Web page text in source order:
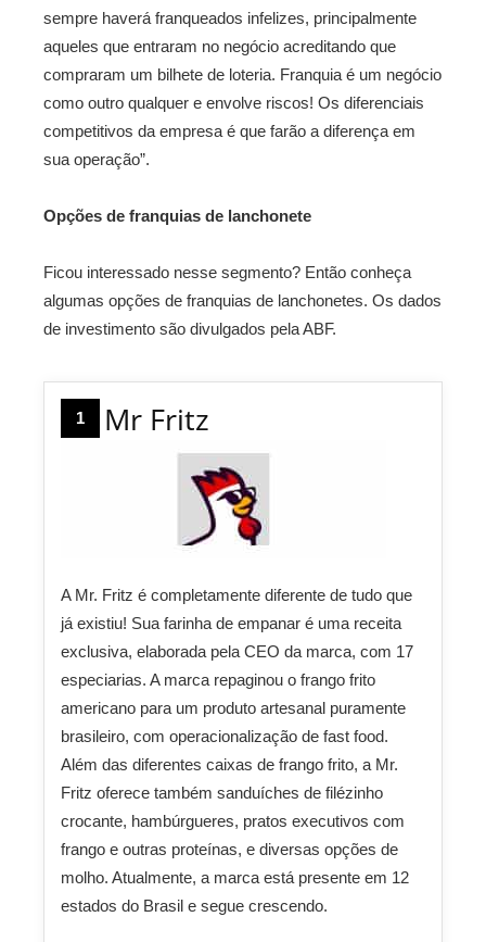
sempre haverá franqueados infelizes, principalmente
aqueles que entraram no negócio acreditando que
compraram um bilhete de loteria. Franquia é um negócio
como outro qualquer e envolve riscos! Os diferenciais
competitivos da empresa é que farão a diferença em
sua operação”.
Opções de franquias de lanchonete
Ficou interessado nesse segmento? Então conheça
algumas opções de franquias de lanchonetes. Os dados
de investimento são divulgados pela ABF.
1 Mr Fritz
A Mr. Fritz é completamente diferente de tudo que
já existiu! Sua farinha de empanar é uma receita
exclusiva, elaborada pela CEO da marca, com 17
especiarias. A marca repaginou o frango frito
americano para um produto artesanal puramente
brasileiro, com operacionalização de fast food.
Além das diferentes caixas de frango frito, a Mr.
Fritz oferece também sanduíches de filézinho
crocante, hambúrgueres, pratos executivos com
frango e outras proteínas, e diversas opções de
molho. Atualmente, a marca está presente em 12
estados do Brasil e segue crescendo.